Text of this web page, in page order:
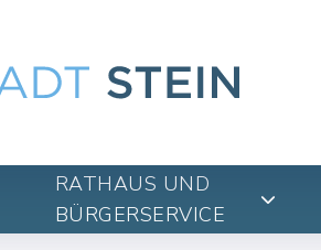
RATHAUS UND
BÜRGERSERVICE